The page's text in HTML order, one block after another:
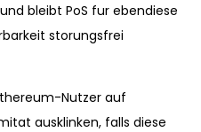
bleibt PoS fur ebendiese
storungsfrei
Nutzer auf
ausklinken, falls diese